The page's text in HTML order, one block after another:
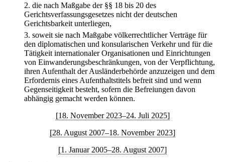
2. die nach Maßgabe der §§ 18 bis 20 des
Gerichtsverfassungsgesetzes nicht der deutschen
Gerichtsbarkeit unterliegen,
3. soweit sie nach Maßgabe völkerrechtlicher Verträge für
den diplomatischen und konsularischen Verkehr und für die
Tätigkeit internationaler Organisationen und Einrichtungen
von Einwanderungsbeschränkungen, von der Verpflichtung,
ihren Aufenthalt der Ausländerbehörde anzuzeigen und dem
Erfordernis eines Aufenthaltstitels befreit sind und wenn
Gegenseitigkeit besteht, sofern die Befreiungen davon
abhängig gemacht werden können.
[18. November 2023–24. Juli 2025]
[28. August 2007–18. November 2023]
[1. Januar 2005–28. August 2007]